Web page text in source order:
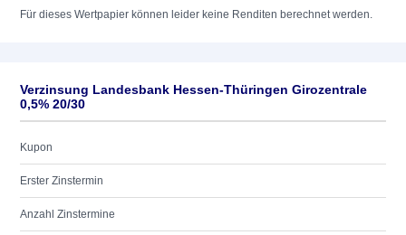
Für dieses Wertpapier können leider keine Renditen berechnet werden.
Verzinsung Landesbank Hessen-Thüringen Girozentrale
0,5% 20/30
Kupon
Erster Zinstermin
Anzahl Zinstermine